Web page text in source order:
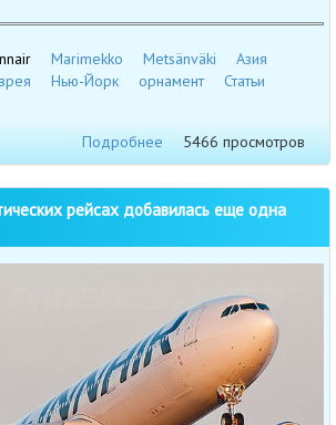
Marimekko Metsänväki
Азия
Нью-Йорк орнамент
Статьи
Подробнее
5466 просмотров
рейсах добавилась еще одна